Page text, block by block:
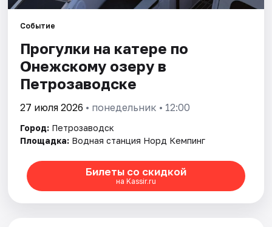
Площадки
Артисты
Рейтинги
Событие
Прогулки на катере по
Онежскому озеру в
Петрозаводске
27 июля 2026 • понедельник • 12:00
Город: Петрозаводск
Площадка: Водная станция Норд Кемпинг
Билеты со скидкой
на Kassir.ru